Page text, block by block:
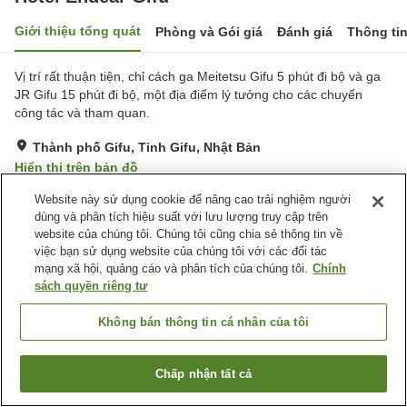
Giới thiệu tổng quát Phòng và Gói giá Đánh giá Thông
Vị trí rất thuận tiện, chỉ cách ga Meitetsu Gifu 5 phút đi bộ và ga
JR Gifu 15 phút đi bộ, một địa điểm lý tưởng cho các chuyến
công tác và tham quan.
Thành phố Gifu, Tỉnh Gifu, Nhật Bản
Hiển thị trên bản đồ
Rất tốt Đánh giá:656lượt
Tiện nghi chỗ nghỉ
Máy bán hàng tự động
Phòng họp
Giặt ủi có phí
Trang chủ Nhật Bản Tỉnh Gifu
Thành phố Gifu
Hotel Endear Gifu
Tìm phòng trống
Website này sử dụng cookie để nâng cao trải nghiệm người
dùng và phân tích hiệu suất với lưu lượng truy cập trên
website của chúng tôi. Chúng tôi cũng chia sẻ thông tin về
việc bạn sử dụng website của chúng tôi với các đối tác
mạng xã hội, quảng cáo và phân tích của chúng tôi. Chính
sách quyền riêng tư
Không bán thông tin cá nhân của tôi
Chấp nhận tất cả